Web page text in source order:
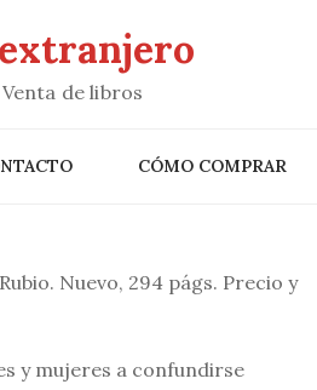
Venta de libros
CÓMO COMPRAR
Nuevo, 294 págs. Precio y
y mujeres a confundirse